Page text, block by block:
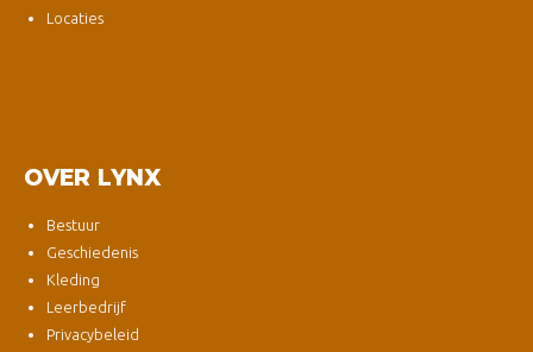
Locaties
OVER LYNX
Bestuur
Geschiedenis
Kleding
Leerbedrijf
Privacybeleid